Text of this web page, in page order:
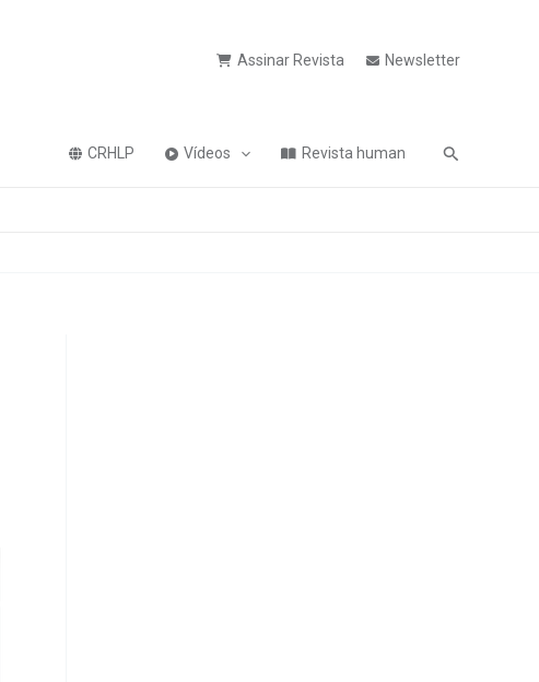
Assinar Revista Newsletter
CRHLP Vídeos Revista human Pesquisa